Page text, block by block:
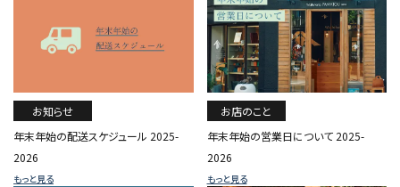
お知らせ
年末年始の配送スケジュール 2025-
2026
もっと見る
お店のこと
年末年始の営業日について 2025-
2026
もっと見る